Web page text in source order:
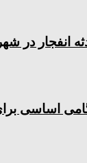
اساسی